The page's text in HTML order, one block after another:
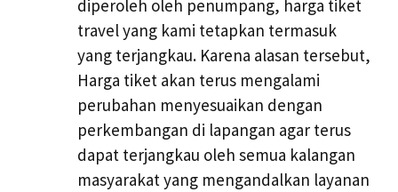
diperoleh oleh penumpang, harga tiket
travel yang kami tetapkan termasuk
yang terjangkau. Karena alasan tersebut,
Harga tiket akan terus mengalami
perubahan menyesuaikan dengan
perkembangan di lapangan agar terus
dapat terjangkau oleh semua kalangan
masyarakat yang mengandalkan layanan